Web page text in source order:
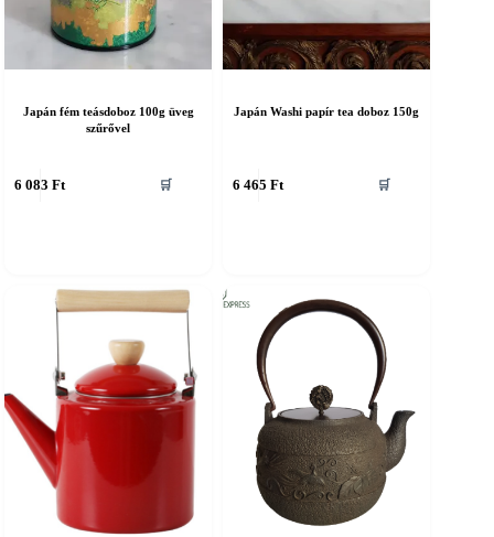
Japán fém teásdoboz 100g üveg
szűrővel
6 083Ft 🛒
Japán Washi papír tea doboz 150g
6 465Ft 🛒